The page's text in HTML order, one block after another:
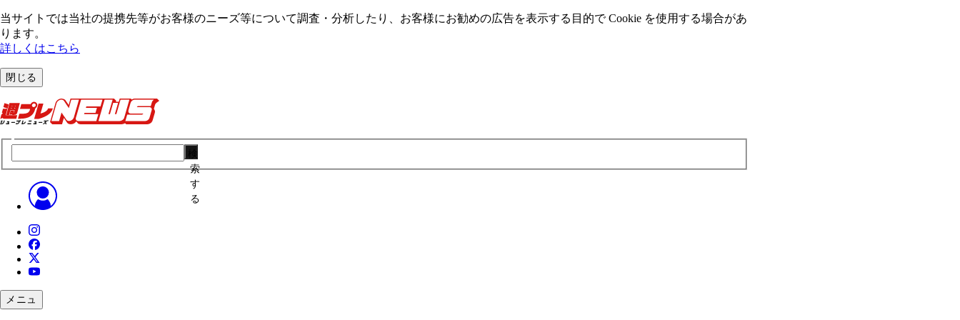
当サイトでは当社の提携先等がお客様のニーズ等について調査・分析したり、お客様にお勧めの広告を表⽰する⽬的で Cookie を使⽤する場合があ
ります。
詳しくはこちら
閉じる
索
す
る
メニュ